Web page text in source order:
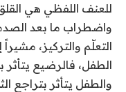
للعنف اللفظي هي
واضطراب ما بعد
التعلّم والتركيز،
الطفل، فالرضيع يتأثر
والطفل يتأثر بتراجع